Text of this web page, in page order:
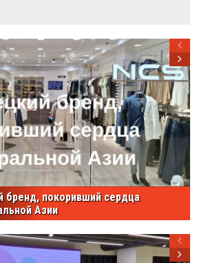
бренд, покоривший сердца
Азии